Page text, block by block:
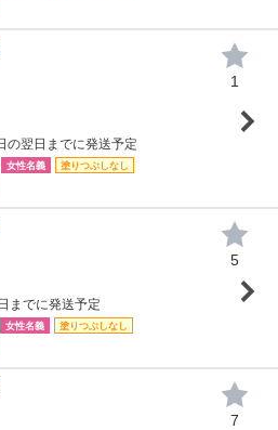
の翌日までに発送予定
女性名義
塗りつぶしなし
1
までに発送予定
女性名義
塗りつぶしなし
5
7